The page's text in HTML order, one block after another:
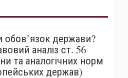
держави?
аналіз ст. 56
та аналогічних норм
держав)